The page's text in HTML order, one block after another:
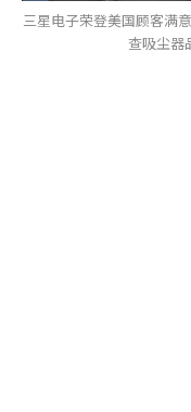
三星电子荣登美国顾客满
查吸尘器